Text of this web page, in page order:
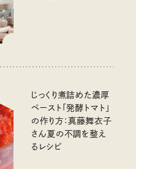
じっくり煮詰めた濃厚
ペースト「発酵トマト」
の作り方：真藤舞衣子
さん夏の不調を整え
るレシピ